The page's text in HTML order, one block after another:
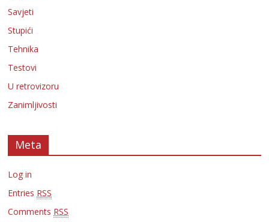
Savjeti
Stupići
Tehnika
Testovi
U retrovizoru
Zanimljivosti
Meta
Log in
Entries RSS
Comments RSS